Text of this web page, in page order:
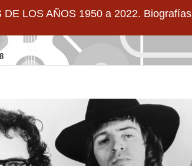
DE LOS AÑOS 1950 a 2022.